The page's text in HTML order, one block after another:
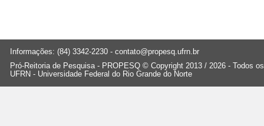
Informações: (84) 3342-2230 - contato@propesq.ufrn.br
Pró-Reitoria de Pesquisa - PROPESQ © Copyright 2013 / 2026 - Todos
UFRN - Universidade Federal do Rio Grande do Norte